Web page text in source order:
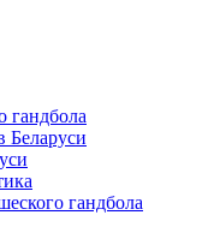
гандбола
Беларуси
гандбола